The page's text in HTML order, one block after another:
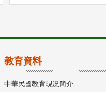
教育資料
中華民國教育現況簡介